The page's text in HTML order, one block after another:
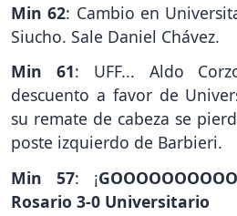
Min 62: Cambio en
Siucho. Sale Daniel Chávez.
Min 61: UFF... Aldo
descuento a favor de
su remate de cabeza se
poste izquierdo de Barbieri.
Min 57: ¡
Rosario 3-0 Universitario